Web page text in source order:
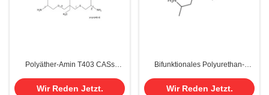
Polyäther-Amin T403 CASs
Wir Reden Jetzt.
Bifunktionales Polyurethan-
M600 CAS 83713-01-3
Wir Reden Jetzt.